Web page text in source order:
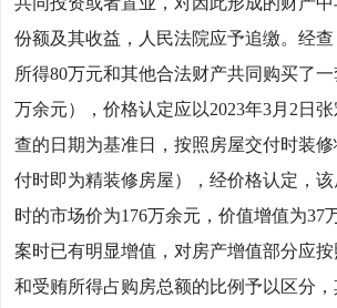
份额及其收益，人民法院应予追缴。经
所得80万元和其他合法财产共同购买了
万余元），价格认定应以2023年3月2日
查的日期为基准日，按照房屋交付时装
付时即为精装修房屋），经价格认定，该
时的市场价为176万余元，价值增值为37
案时已有明显增值，对房产增值部分应
和受贿所得占购房总额的比例予以区分